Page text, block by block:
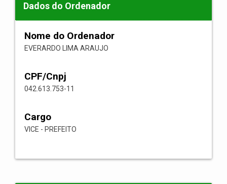
Dados do Ordenador
Nome do Ordenador
EVERARDO LIMA ARAUJO
CPF/Cnpj
042.613.753-11
Cargo
VICE - PREFEITO